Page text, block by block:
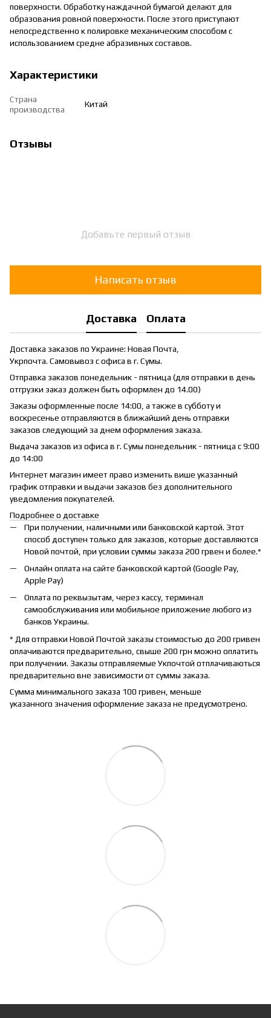
поверхности. Обработку наждачной бумагой делают для
образования ровной поверхности. После этого приступают
непосредственно к полировке механическим способом с
использованием средне абразивных составов.
Характеристики
Страна
производства
Китай
Отзывы
Добавьте первый отзыв
Написать отзыв
Доставка Оплата
Доставка заказов по Украине: Новая Почта,
Укрпочта. Самовывоз с офиса в г. Сумы.
Отправка заказов понедельник - пятница (для отправки в день
отгрузки заказ должен быть оформлен до 14.00)
Заказы оформленные после 14:00, а также в субботу и
воскресенье отправляются в ближайший день отправки
заказов следующий за днем оформления заказа.
Выдача заказов из офиса в г. Сумы понедельник - пятница с 9:00
до 14:00
Интернет магазин имеет право изменить више указанный
график отправки и выдачи заказов без дополнительного
уведомления покупателей.
Подробнее о доставке
При получении, наличными или банковской картой. Этот
способ доступен только для заказов, которые доставляются
Новой почтой, при условии суммы заказа 200 грвен и более.*
Онлайн оплата на сайте банковской картой (Google Pay,
Apple Pay)
Оплата по реквызытам, через кассу, терминал
самообслуживания или мобильное приложение любого из
банков Украины.
* Для отправки Новой Почтой заказы стоимостью до 200 гривен
оплачиваются предварительно, свыше 200 грн можно оплатить
при получении. Заказы отправляемые Укпочтой отплачиваються
предварительно вне зависимости от суммы заказа.
Сумма минимального заказа 100 гривен, меньше
указанного значения оформление заказа не предусмотрено.